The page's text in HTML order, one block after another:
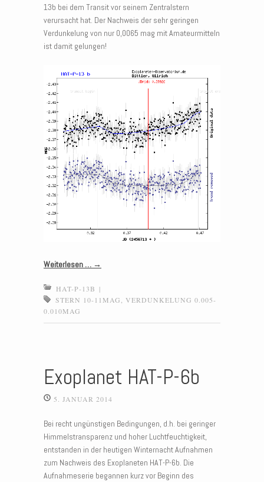
13b bei dem Transit vor seinem Zentralstern
verursacht hat. Der Nachweis der sehr geringen
Verdunkelung von nur 0,0065 mag mit Amateurmitteln
ist damit gelungen!
Weiterlesen … →
HAT-P-13B |
STERN 10-11MAG
VERDUNKELUNG 0.005-
0.010MAG
Exoplanet HAT-P-6b
5. JANUAR 2014
Bei recht ungünstigen Bedingungen, d.h. bei geringer
Himmelstransparenz und hoher Luchtfeuchtigkeit,
entstanden in der heutigen Winternacht Aufnahmen
zum Nachweis des Exoplaneten HAT-P-6b. Die
Aufnahmeserie begannen kurz vor Beginn des